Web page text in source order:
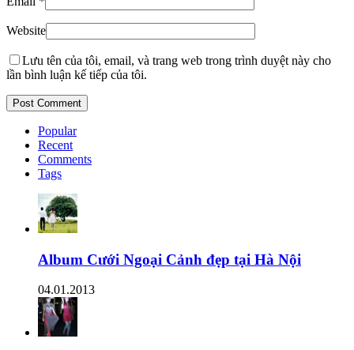
Website
Lưu tên của tôi, email, và trang web trong trình duyệt này cho
lần bình luận kế tiếp của tôi.
Popular
Recent
Comments
Tags
Album Cưới Ngoại Cảnh đẹp tại Hà Nội
04.01.2013